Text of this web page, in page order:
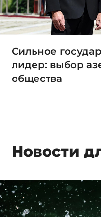
Сильное
лидер: выбор
общества
Новости